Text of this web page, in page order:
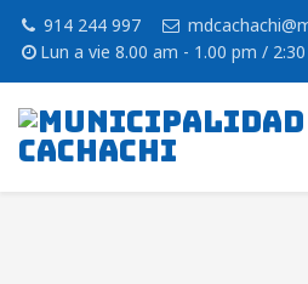
914 244 997
Lun a vie 8.00 am - 1.00 pm /